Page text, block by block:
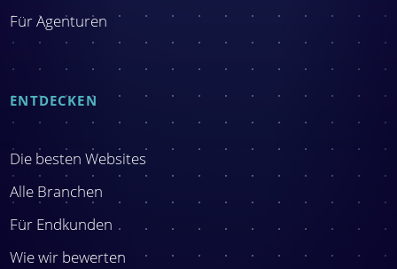
Für Agenturen
ENTDECKEN
Die besten Websites
Alle Branchen
Für Endkunden
Wie wir bewerten